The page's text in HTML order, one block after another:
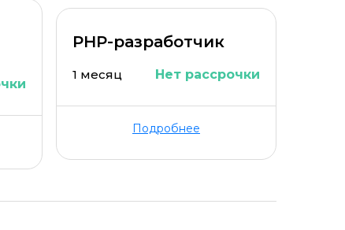
PHP-разработчик
1 месяц Нет рассрочки
Подробнее